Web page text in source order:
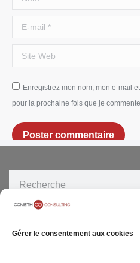
Gérer le consentement aux cookies
E-mail *
Site Web
Enregistrez mon nom, mon e-mail
pour la prochaine fois que je
Poster commentaire